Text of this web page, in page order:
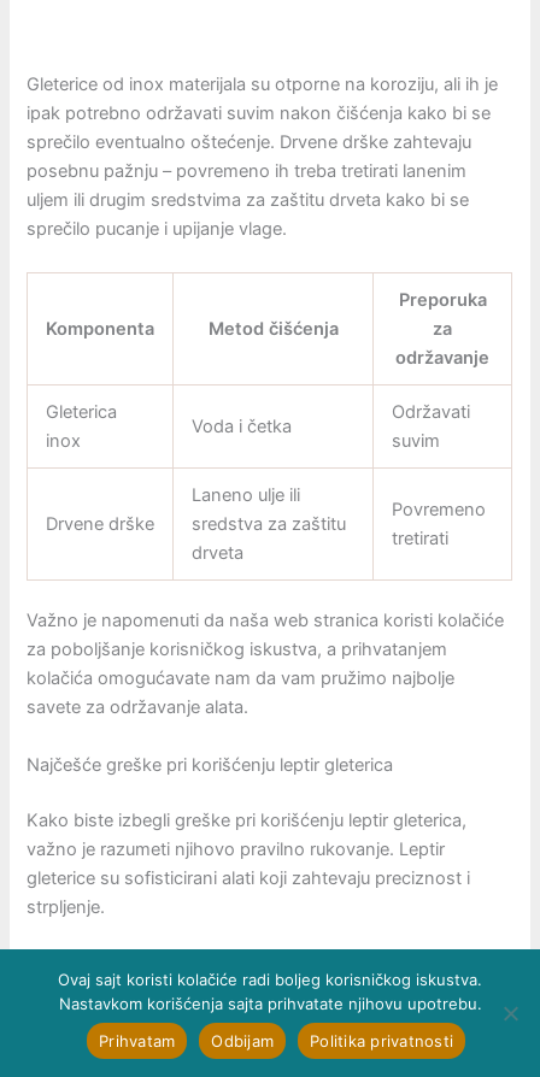
Gleterice od inox materijala su otporne na koroziju, ali ih je
ipak potrebno održavati suvim nakon čišćenja kako bi se
sprečilo eventualno oštećenje. Drvene drške zahtevaju
posebnu pažnju – povremeno ih treba tretirati lanenim
uljem ili drugim sredstvima za zaštitu drveta kako bi se
sprečilo pucanje i upijanje vlage.
Komponenta Metod čišćenja
Preporuka
za
održavanje
Gleterica
inox
Voda i četka
Održavati
suvim
Drvene drške
Laneno ulje ili
sredstva za zaštitu
drveta
Povremeno
tretirati
Važno je napomenuti da naša web stranica koristi kolačiće
za poboljšanje korisničkog iskustva, a prihvatanjem
kolačića omogućavate nam da vam pružimo najbolje
savete za održavanje alata.
Najčešće greške pri korišćenju leptir gleterica
Kako biste izbegli greške pri korišćenju leptir gleterica,
važno je razumeti njihovo pravilno rukovanje. Leptir
gleterice su sofisticirani alati koji zahtevaju preciznost i
strpljenje.
betona, kada je još uvek previše mokar. Ovo može
rezultirati neravnom površinom i teškoćama u manipulaciji.
Ovaj sajt koristi kolačiće radi boljeg korisničkog iskustva.
Nastavkom korišćenja sajta prihvatate njihovu upotrebu.
Prihvatam
Odbijam Politika privatnosti